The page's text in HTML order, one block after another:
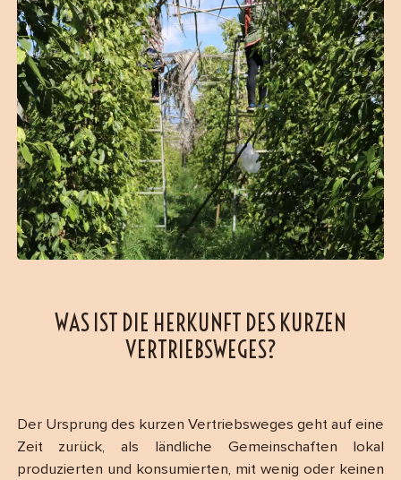
WAS IST DIE HERKUNFT DES KURZEN
VERTRIEBSWEGES?
Der Ursprung des kurzen Vertriebsweges geht auf eine
Zeit zurück, als ländliche Gemeinschaften lokal
produzierten und konsumierten, mit wenig oder keinen